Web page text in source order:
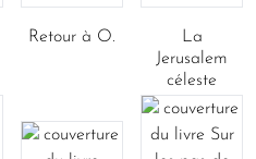
Retour à O.
La
Jerusalem
céleste